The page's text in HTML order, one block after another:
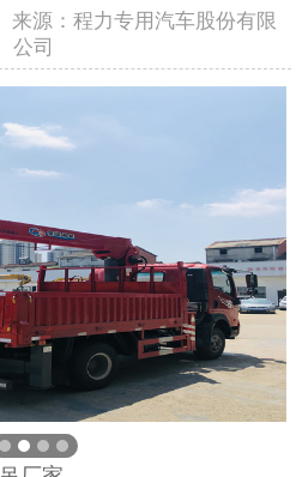
源：程力专用汽车股份有限
公司